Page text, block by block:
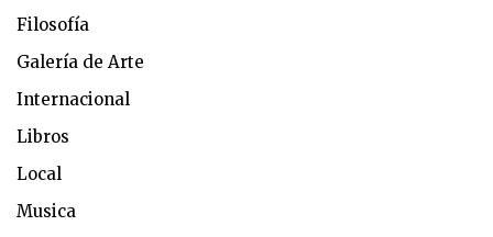
Filosofía
Galería de Arte
Internacional
Libros
Local
Musica